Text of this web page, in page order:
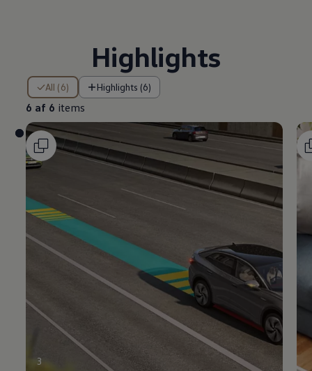
Highlights
All (6) Highlights (6)
6 af 6 items
6 af 6 items
3